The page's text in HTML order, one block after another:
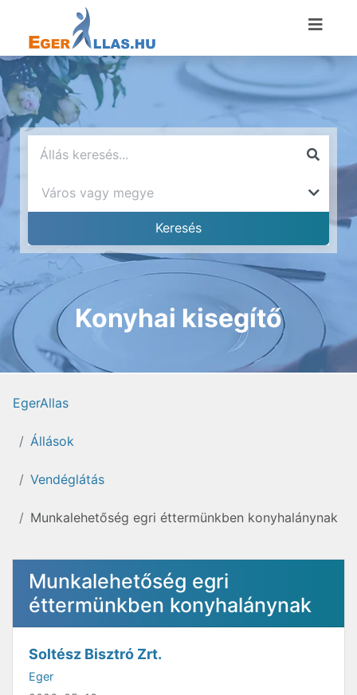
Konyhai kisegítő
EgerAllas
Állások
Vendéglátás
Munkalehetőség egri éttermünkben konyhalánynak
Munkalehetőség egri
éttermünkben konyhalánynak
Soltész Bisztró Zrt.
Eger